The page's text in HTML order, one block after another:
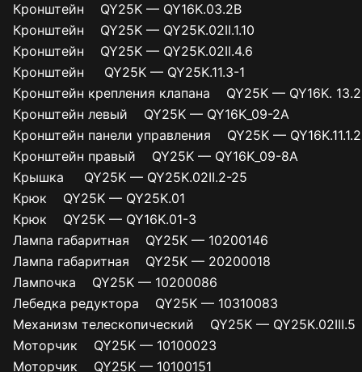
Кронштейн QY25K — QY16K.03.2B
Кронштейн QY25K — QY25K.02II.1.10
Кронштейн QY25K — QY25K.02II.4.6
Кронштейн QY25K — QY25K.11.3-1
Кронштейн крепления клапана QY25K — QY16K.
Кронштейн левый QY25K — QY16K_09-2A
Кронштейн панели управления QY25K — QY16K.11.1.2
Кронштейн правый QY25K — QY16K_09-8A
Крышка QY25K — QY25K.02II.2-25
Крюк QY25K — QY25K.01
Крюк QY25K — QY16K.01-3
Лампа габаритная QY25K — 10200146
Лампа габаритная QY25K — 20200018
Лампочка QY25K — 10200086
Лебедка редуктора QY25K — 10310083
Механизм телескопический QY25K — QY25K.02III.5
Моторчик QY25K — 10100023
Моторчик QY25K — 10100151